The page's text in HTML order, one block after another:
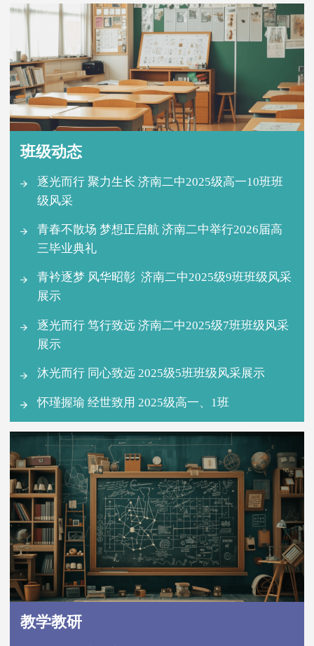
班级动态
逐光而行 聚力生长 济南二中2025级高一10班班
级风采
青春不散场 梦想正启航 济南二中举行2026届高
三毕业典礼
青衿逐梦 风华昭彰 济南二中2025级9班班级风采
展示
逐光而行 笃行致远 济南二中2025级7班班级风采
展示
沐光而行 同心致远 2025级5班班级风采展示
怀瑾握瑜 经世致用 2025级高一、1班
教学教研